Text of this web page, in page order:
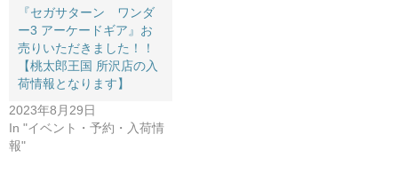
『セガサターン ワンダ
ー3 ​アーケードギア』お
売りいただきました！！
【桃太郎王国 所沢店の入
荷情報となります】
2023年8月29日
In "イベント・予約・入荷情
報"